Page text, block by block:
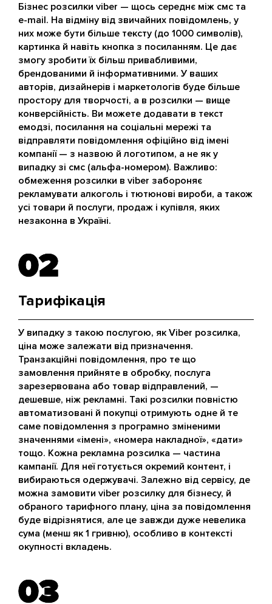
Бізнес розсилки viber — щось середнє між смс та
e-mail. На відміну від звичайних повідомлень, у
них може бути більше тексту (до 1000 символів),
картинка й навіть кнопка з посиланням. Це дає
змогу зробити їх більш привабливими,
брендованими й інформативними. У ваших
авторів, дизайнерів і маркетологів буде більше
простору для творчості, а в розсилки — вище
конверсійність. Ви можете додавати в текст
емодзі, посилання на соціальні мережі та
відправляти повідомлення офіційно від імені
компанії — з назвою й логотипом, а не як у
випадку зі смс (альфа-номером). Важливо:
обмеження розсилки в viber забороняє
рекламувати алкоголь і тютюнові вироби, а також
усі товари й послуги, продаж і купівля, яких
незаконна в Україні.
02
02
Тарифікація
У випадку з такою послугою, як Viber розсилка,
ціна може залежати від призначення.
Транзакційні повідомлення, про те що
замовлення прийняте в обробку, послуга
зарезервована або товар відправлений, —
дешевше, ніж рекламні. Такі розсилки повністю
автоматизовані й покупці отримують одне й те
саме повідомлення з програмно зміненими
значеннями «імені», «номера накладної», «дати»
тощо. Кожна рекламна розсилка — частина
кампанії. Для неї готується окремий контент, і
вибираються одержувачі. Залежно від сервісу, де
можна замовити viber розсилку для бізнесу, й
обраного тарифного плану, ціна за повідомлення
буде відрізнятися, але це завжди дуже невелика
сума (менш як 1 гривню), особливо в контексті
окупності вкладень.
03
03